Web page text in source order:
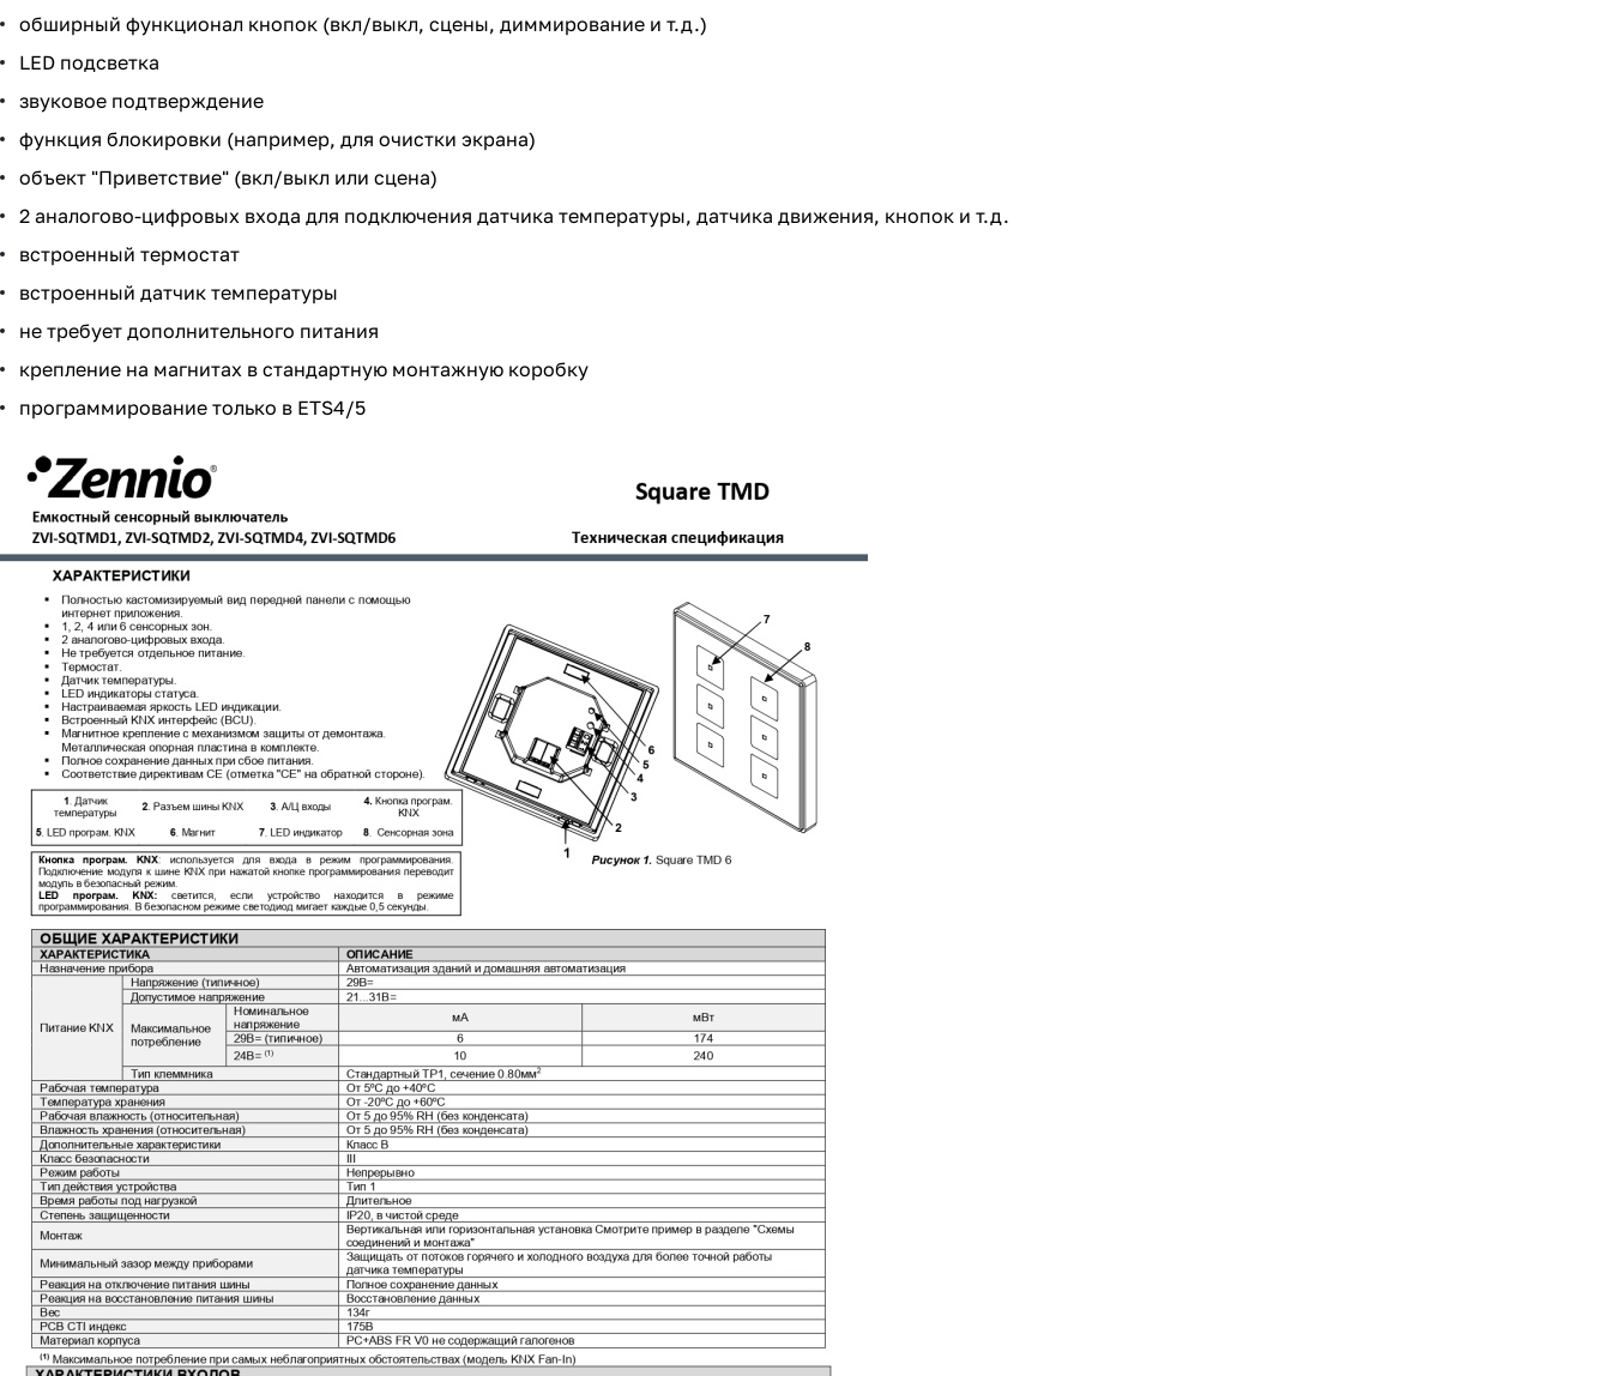
обширный функционал кнопок (вкл/выкл, сцены, диммирование и т.д.)
LED подсветка
звуковое подтверждение
функция блокировки (например, для очистки экрана)
объект "Приветствие" (вкл/выкл или сцена)
2 аналогово-цифровых входа для подключения датчика температуры, датчика движения, кнопок и т.д.
встроенный термостат
встроенный датчик температуры
не требует дополнительного питания
крепление на магнитах в стандартную монтажную коробку
программирование только в ETS4/5